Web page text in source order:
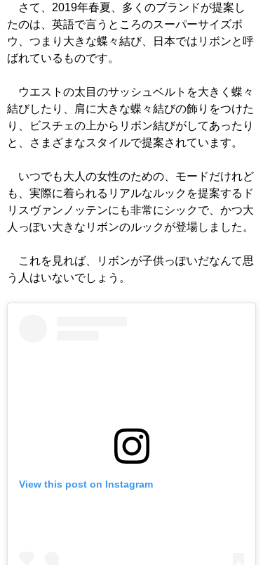
さて、2019年春夏、多くのブランドが提案し
たのは、英語で言うところのスーパーサイズボ
ウ、つまり大きな蝶々結び、日本ではリボンと呼
ばれているものです。
ウエストの太目のサッシュベルトを大きく蝶々
結びしたり、肩に大きな蝶々結びの飾りをつけた
り、ビスチェの上からリボン結びがしてあったり
と、さまざまなスタイルで提案されています。
いつでも大人の女性のための、モードだけれど
も、実際に着られるリアルなルックを提案するド
リスヴァンノッテンにも非常にシックで、かつ大
人っぽい大きなリボンのルックが登場しました。
これを見れば、リボンが子供っぽいだなんて思
う人はいないでしょう。
View this post on Instagram